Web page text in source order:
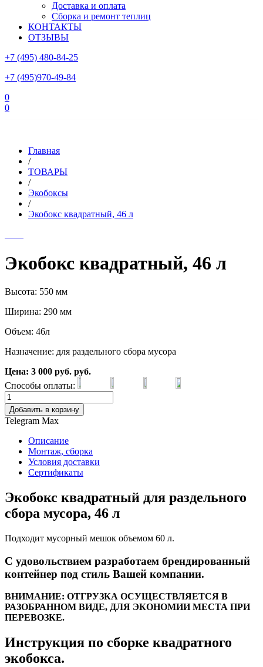
Доставка и оплата
Сборка и ремонт теплиц
КОНТАКТЫ
ОТЗЫВЫ
+7 (495) 480-84-25
+7 (495)970-49-84
0
0
Главная
/
ТОВАРЫ
/
Экобоксы
/
Экобокс квадратный, 46 л
Экобокс квадратный, 46 л
Высота: 550 мм
Ширина: 290 мм
Объем: 46л
Назначение: для раздельного сбора мусора
Цена: 3 000 руб. руб.
Способы оплаты:
Добавить в корзину
Telegram Max
Описание
Монтаж, сборка
Условия доставки
Сертификаты
Экобокс квадратный для раздельного
сбора мусора, 46 л
Подходит мусорный мешок объемом 60 л.
С удовольствием разработаем брендированный
контейнер под стиль Вашей компании.
ВНИМАНИЕ: ОТГРУЗКА ОСУЩЕСТВЛЯЕТСЯ В
РАЗОБРАННОМ ВИДЕ, ДЛЯ ЭКОНОМИИ МЕСТА ПРИ
ПЕРЕВОЗКЕ.
Инструкция по сборке квадратного
экобокса.